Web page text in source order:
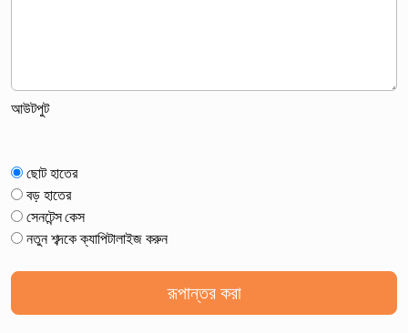
আউটপুট
ছোট হাতের
বড় হাতের
সেনটেন্স কেস
নতুন শব্দকে ক্যাপিটালাইজ করুন
রূপান্তর করা